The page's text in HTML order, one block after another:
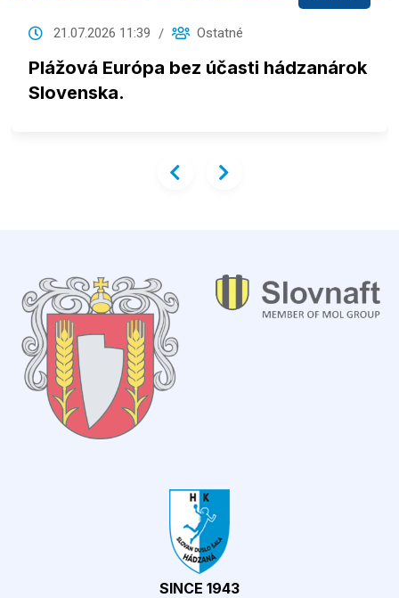
21.07.2026 11:39 Ostatné
Plážová Európa bez účasti hádzanárok
Slovenska.
SINCE 1943